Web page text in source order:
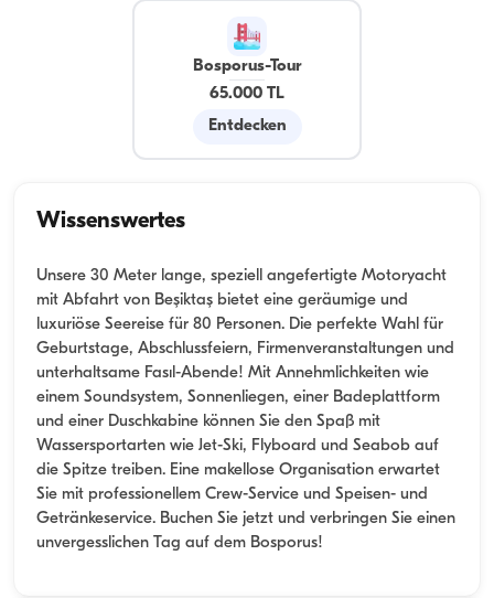
Bosporus-Tour
65.000 TL
Entdecken
Wissenswertes
Unsere 30 Meter lange, speziell angefertigte Motoryacht
mit Abfahrt von Beşiktaş bietet eine geräumige und
luxuriöse Seereise für 80 Personen. Die perfekte Wahl für
Geburtstage, Abschlussfeiern, Firmenveranstaltungen und
unterhaltsame Fasıl-Abende! Mit Annehmlichkeiten wie
einem Soundsystem, Sonnenliegen, einer Badeplattform
und einer Duschkabine können Sie den Spaß mit
Wassersportarten wie Jet-Ski, Flyboard und Seabob auf
die Spitze treiben. Eine makellose Organisation erwartet
Sie mit professionellem Crew-Service und Speisen- und
Getränkeservice. Buchen Sie jetzt und verbringen Sie einen
unvergesslichen Tag auf dem Bosporus!